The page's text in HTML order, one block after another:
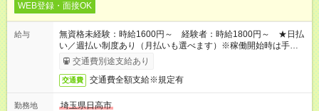
WEB登録・面接OK
給与
無資格未経験：時給1600円～ 経験者：時給1800円～ ★日払
い／週払い制度あり（月払いも選べます）※稼働開始時は手続き
完了次第のお支払いとなります。
交通費別途支給あり
交通費 交通費全額支給※規定有
勤務地
埼玉県日高市